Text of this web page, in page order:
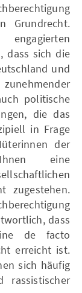
Grundrecht.
dass sich die
und
politische
die das
in Frage
der
eine
zugestehen.
dass
de facto
erreicht ist.
sich häufig
rassistischer